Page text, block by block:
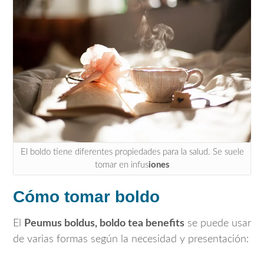
El boldo tiene diferentes propiedades para la salud. Se suele
tomar en infusiones
Cómo tomar boldo
El Peumus boldus, boldo tea benefits se puede usar
de varias formas según la necesidad y presentación: